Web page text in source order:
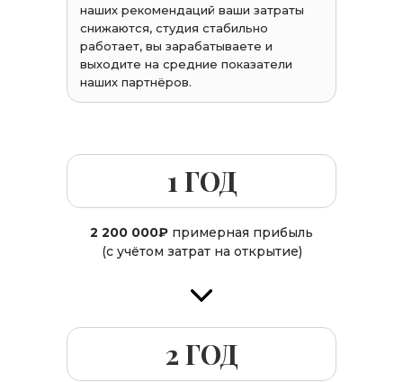
1 ГОД
наших рекомендаций ваши затраты
снижаются, студия стабильно
работает, вы зарабатываете и
выходите на средние показатели
наших партнёров.
2 200 000₽ примерная прибыль
(с учётом затрат на открытие)
2 ГОД